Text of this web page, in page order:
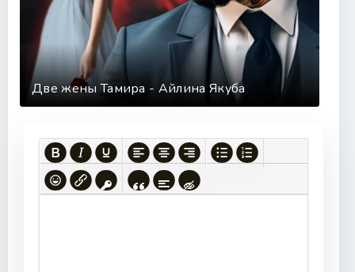
43
44
45
48
49
50
Две жены Тамира - Айлина Якуба